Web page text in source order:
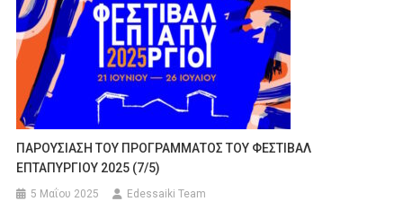
ΠΑΡΟΥΣΙΑΣΗ ΤΟΥ ΠΡΟΓΡΑΜΜΑΤΟΣ ΤΟΥ ΦΕΣΤΙΒΑΛ
ΕΠΤΑΠΥΡΓΙΟΥ 2025 (7/5)
5 Μαΐου 2025 Edessaiki Team